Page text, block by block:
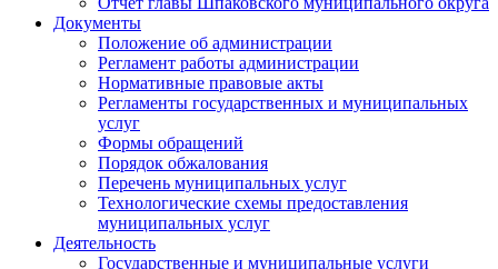
Документы
Положение об администрации
Регламент работы администрации
Нормативные правовые акты
Регламенты государственных и муниципальных
услуг
Формы обращений
Порядок обжалования
Перечень муниципальных услуг
Технологические схемы предоставления
муниципальных услуг
Деятельность
Государственные и муниципальные услуги